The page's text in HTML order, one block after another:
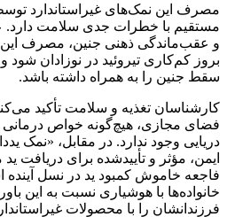
مصرف این نمک‌های غیراستاندارد توسط
مستقیم با خطرات جدی سلامت دارد.
و عقب‌ماندگی ذهنی جنین، مصرف
بروز کم‌کاری تیروئید در نوزادان
سقط جنین را به همراه داشته باشد.
کارشناسان تغذیه و سلامت تأکید
فضای مجازی، هیچ‌گونه خواص درمانی
دریایی وجود ندارد. در مقابل، «نمک
ایمن، مؤثر و تأییدشده برای دریافت
فاجعه خاموش کمبود ید در نسل
خانواده‌ها با هوشیاری نسبت به این
فرزندانشان را با محصولات